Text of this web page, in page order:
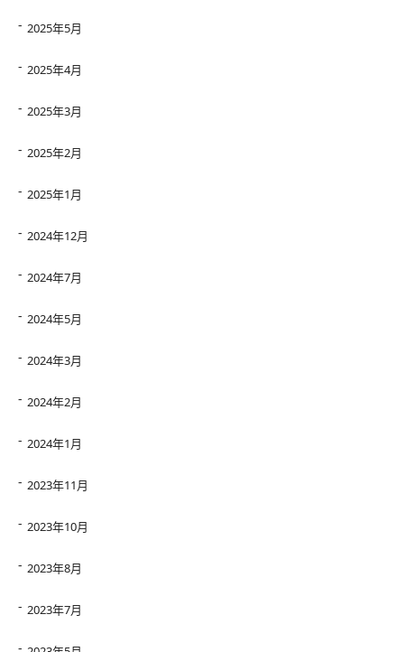
2025年5月
2025年4月
2025年3月
2025年2月
2025年1月
2024年12月
2024年7月
2024年5月
2024年3月
2024年2月
2024年1月
2023年11月
2023年10月
2023年8月
2023年7月